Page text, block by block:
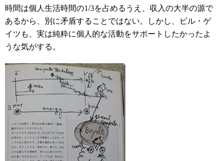
時間は個人生活時間の1/3を占めるうえ、収入の大半の源で
あるから、別に矛盾することではない。しかし、ビル・ゲ
イツも、実は純粋に個人的な活動をサポートしたかったよ
うな気がする。